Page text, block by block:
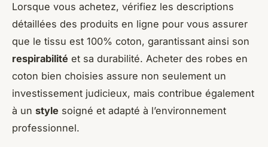
Lorsque vous achetez, vérifiez les descriptions
détaillées des produits en ligne pour vous assurer
que le tissu est 100% coton, garantissant ainsi son
respirabilité et sa durabilité. Acheter des robes en
coton bien choisies assure non seulement un
investissement judicieux, mais contribue également
à un style soigné et adapté à l’environnement
professionnel.